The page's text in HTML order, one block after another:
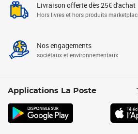
Livraison offerte dès 25€ d'achat
Hors livres et hors produits
Nos engagements
sociétaux et environnementaux
Applications La Poste